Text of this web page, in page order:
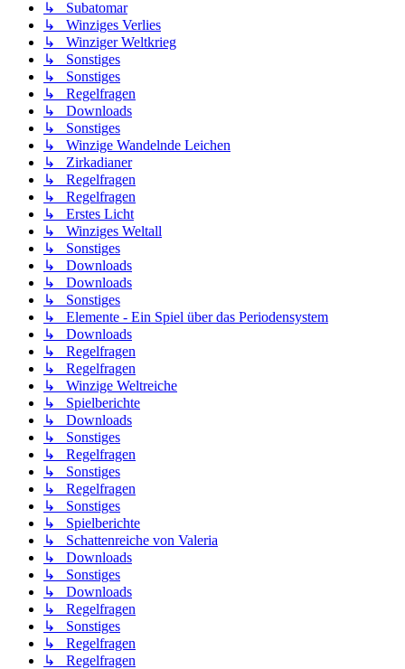
↳ Subatomar
↳ Winziges Verlies
↳ Winziger Weltkrieg
↳ Sonstiges
↳ Sonstiges
↳ Regelfragen
↳ Downloads
↳ Sonstiges
↳ Winzige Wandelnde Leichen
↳ Zirkadianer
↳ Regelfragen
↳ Regelfragen
↳ Erstes Licht
↳ Winziges Weltall
↳ Sonstiges
↳ Downloads
↳ Downloads
↳ Sonstiges
↳ Elemente - Ein Spiel über das Periodensystem
↳ Downloads
↳ Regelfragen
↳ Regelfragen
↳ Winzige Weltreiche
↳ Spielberichte
↳ Downloads
↳ Sonstiges
↳ Regelfragen
↳ Sonstiges
↳ Regelfragen
↳ Sonstiges
↳ Spielberichte
↳ Schattenreiche von Valeria
↳ Downloads
↳ Sonstiges
↳ Downloads
↳ Regelfragen
↳ Sonstiges
↳ Regelfragen
↳ Regelfragen